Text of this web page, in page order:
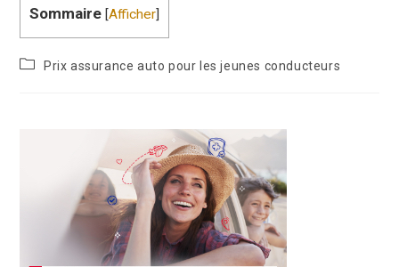
Sommaire [Afficher]
Prix assurance auto pour les jeunes conducteurs